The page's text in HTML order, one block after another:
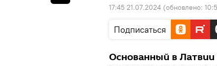
17:45 21.07.2024 (обновлено:
Подписаться
Основанный в